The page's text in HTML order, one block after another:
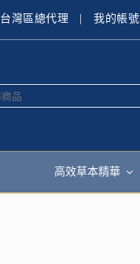
| 我的帳號
台灣區總代理
高效草本精華